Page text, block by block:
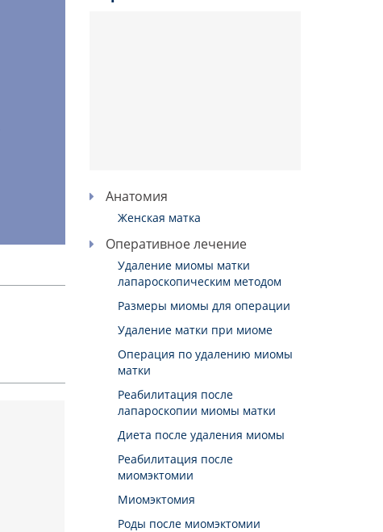
Анатомия
Женская матка
Оперативное лечение
Удаление миомы матки
лапароскопическим методом
Размеры миомы для операции
Удаление матки при миоме
Операция по удалению миомы
матки
Реабилитация после
лапароскопии миомы матки
Диета после удаления миомы
Реабилитация после
миомэктомии
Миомэктомия
Роды после миомэктомии